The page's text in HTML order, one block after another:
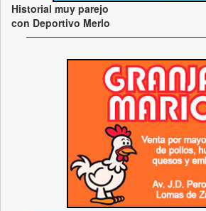
Historial muy parejo
con Deportivo Merlo